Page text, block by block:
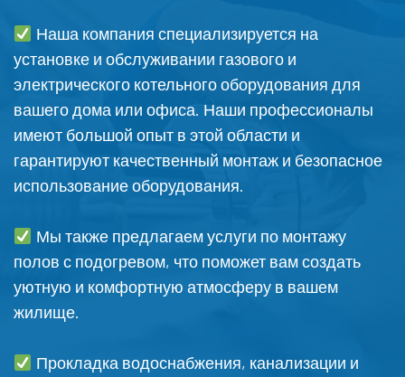
Наша компания специализируется на
установке и обслуживании газового и
электрического котельного оборудования для
вашего дома или офиса. Наши профессионалы
имеют большой опыт в этой области и
гарантируют качественный монтаж и безопасное
использование оборудования.
Мы также предлагаем услуги по монтажу
полов с подогревом, что поможет вам создать
уютную и комфортную атмосферу в вашем
жилище.
Прокладка водоснабжения, канализации и